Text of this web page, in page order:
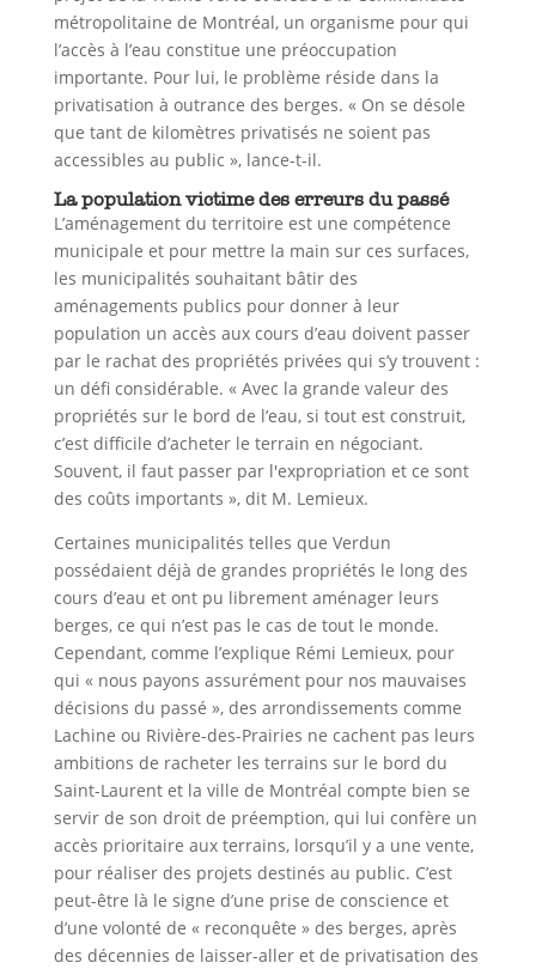
métropolitaine de Montréal, un organisme pour qui
l’accès à l’eau constitue une préoccupation
importante. Pour lui, le problème réside dans la
privatisation à outrance des berges. « On se désole
que tant de kilomètres privatisés ne soient pas
accessibles au public », lance-t-il.
La population victime des erreurs du passé
L’aménagement du territoire est une compétence
municipale et pour mettre la main sur ces surfaces,
les municipalités souhaitant bâtir des
aménagements publics pour donner à leur
population un accès aux cours d’eau doivent passer
par le rachat des propriétés privées qui s’y trouvent :
un défi considérable. « Avec la grande valeur des
propriétés sur le bord de l’eau, si tout est construit,
c’est difficile d’acheter le terrain en négociant.
Souvent, il faut passer par l'expropriation et ce sont
des coûts importants », dit M. Lemieux.
Certaines municipalités telles que Verdun
possédaient déjà de grandes propriétés le long des
cours d’eau et ont pu librement aménager leurs
berges, ce qui n’est pas le cas de tout le monde.
Cependant, comme l’explique Rémi Lemieux, pour
qui « nous payons assurément pour nos mauvaises
décisions du passé », des arrondissements comme
Lachine ou Rivière-des-Prairies ne cachent pas leurs
ambitions de racheter les terrains sur le bord du
Saint-Laurent et la ville de Montréal compte bien se
servir de son droit de préemption, qui lui confère un
accès prioritaire aux terrains, lorsqu’il y a une vente,
pour réaliser des projets destinés au public. C’est
peut-être là le signe d’une prise de conscience et
d’une volonté de « reconquête » des berges, après
des décennies de laisser-aller et de privatisation des